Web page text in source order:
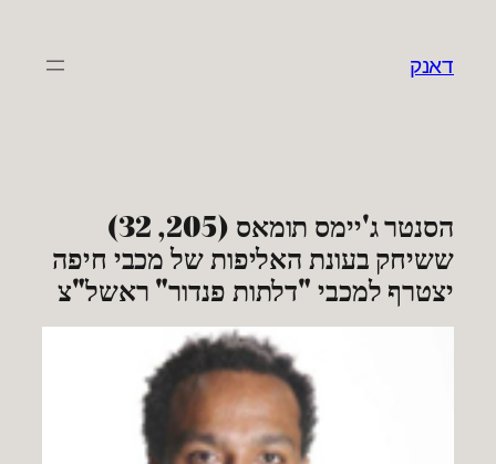
דאנק
הסנטר ג'יימס תומאס (205, 32)
ששיחק בעונת האליפות של מכבי חיפה
יצטרף למכבי "דלתות פנדור" ראשל"צ